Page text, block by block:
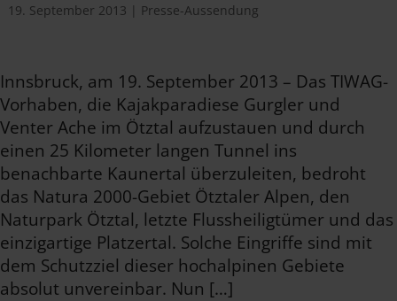
19. September 2013 | Presse-Aussendung
Innsbruck, am 19. September 2013 – Das TIWAG-
Vorhaben, die Kajakparadiese Gurgler und
Venter Ache im Ötztal aufzustauen und durch
einen 25 Kilometer langen Tunnel ins
benachbarte Kaunertal überzuleiten, bedroht
das Natura 2000-Gebiet Ötztaler Alpen, den
Naturpark Ötztal, letzte Flussheiligtümer und das
einzigartige Platzertal. Solche Eingriffe sind mit
dem Schutzziel dieser hochalpinen Gebiete
absolut unvereinbar. Nun […]